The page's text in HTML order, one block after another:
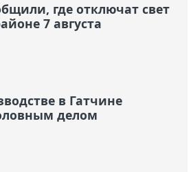
где отключат свет
7 августа
в Гатчине
делом